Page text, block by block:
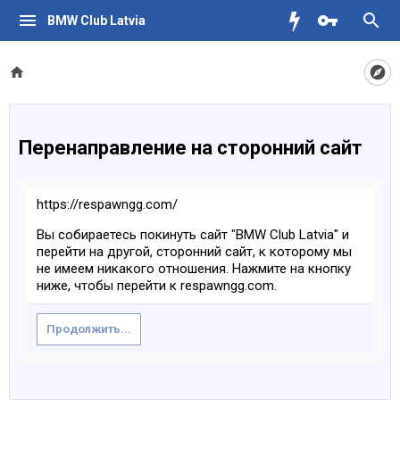
BMW Club Latvia
Перенаправление на сторонний сайт
https://respawngg.com/
Вы собираетесь покинуть сайт "BMW Club Latvia" и
перейти на другой, сторонний сайт, к которому мы
не имеем никакого отношения. Нажмите на кнопку
ниже, чтобы перейти к respawngg.com.
Продолжить...